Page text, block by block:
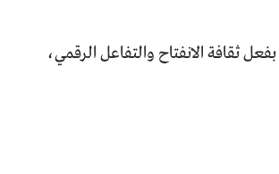
ثقافة الانفتاح والتفاعل الرقمي،